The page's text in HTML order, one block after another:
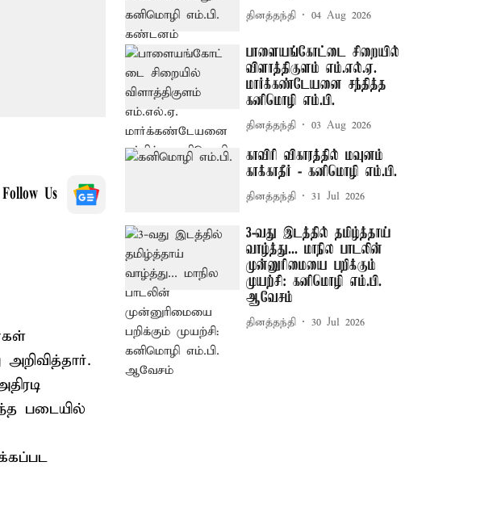
Follow Us
படையில்
தினத்தந்தி 04 Aug 2026
பாளையங்கோட்டை சிறையில்
விளாத்திகுளம் எம்.எல்.ஏ.
மார்க்கண்டேயனை சந்தித்த
கனிமொழி எம்.பி.
தினத்தந்தி 03 Aug 2026
காவிரி விகாரத்தில் மவுனம்
காக்காதீர் - கனிமொழி எம்.பி.
தினத்தந்தி 31 Jul 2026
3-வது இடத்தில் தமிழ்த்தாய்
வாழ்த்து... மாநில பாடலின்
முன்னுரிமையை பறிக்கும்
முயற்சி: கனிமொழி எம்.பி.
ஆவேசம்
தினத்தந்தி 30 Jul 2026